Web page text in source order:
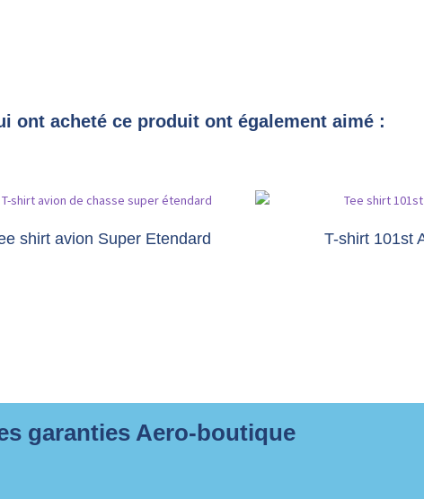
ont acheté ce produit ont également aimé :
shirt avion Super Etendard T-shirt 101st
garanties Aero-boutique